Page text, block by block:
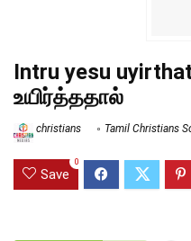
Intru yesu
உயிர்த்ததால்
christians Tamil Christians
Save
0